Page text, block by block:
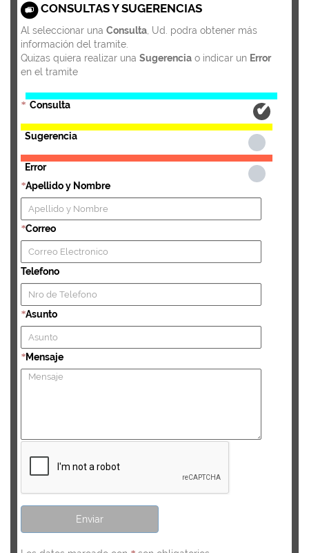
CONSULTAS Y SUGERENCIAS
Al seleccionar una Consulta , Ud. podra obtener más
información del tramite.
Quizas quiera realizar una Sugerencia o indicar un Error
en el tramite
* Consulta
Sugerencia
Error
*Apellido y Nombre
*Correo
Telefono
*Asunto
*Mensaje